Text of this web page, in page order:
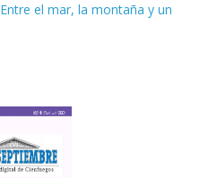
Entre el mar, la montaña y un